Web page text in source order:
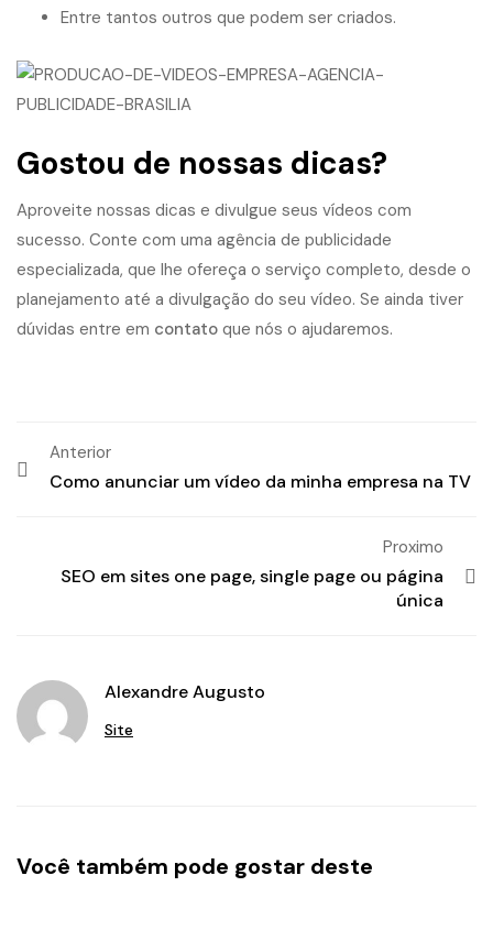
Entre tantos outros que podem ser criados.
Gostou de nossas dicas?
Aproveite nossas dicas e divulgue seus vídeos com
sucesso. Conte com uma agência de publicidade
especializada, que lhe ofereça o serviço completo, desde o
planejamento até a divulgação do seu vídeo. Se ainda tiver
dúvidas entre em contato que nós o ajudaremos.
Anterior
Como anunciar um vídeo da minha empresa na TV
Proximo
SEO em sites one page, single page ou página
única
Alexandre Augusto
Site
Você também pode gostar deste